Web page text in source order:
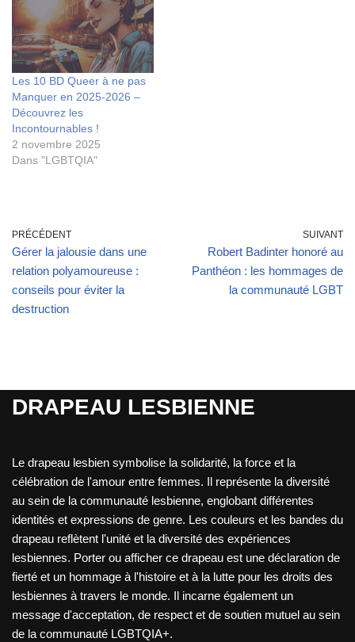
Les 10 BD Queer à ne pas
Manquer en 2025-2026 –
Découvrez les
Incontournables !
2 novembre 2025
Dans "LGBTQIA"
PRÉCÉDENT
Gérer la jalousie dans une
relation polyamoureuse :
conseils pour éviter la
destruction
SUIVANT
Robert Badinter honoré au
Panthéon : les hommages de
la communauté LGBT
DRAPEAU LESBIENNE
Le drapeau lesbien symbolise la solidarité, la force et la
célébration de l'amour entre femmes. Il représente la diversité
au sein de la communauté lesbienne, englobant différentes
identités et expressions de genre. Les couleurs et les bandes du
drapeau reflètent l'unité et la diversité des expériences
lesbiennes. Porter ou afficher ce drapeau est une déclaration de
fierté et un hommage à l'histoire et à la lutte pour les droits des
lesbiennes à travers le monde. Il incarne également un
message d'acceptation, de respect et de soutien mutuel au sein
de la communauté LGBTQIA+.